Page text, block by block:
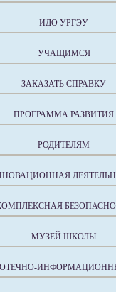
ИДО УРГЭУ
УЧАЩИМСЯ
ЗАКАЗАТЬ СПРАВКУ
ПРОГРАММА РАЗВИТИЯ
РОДИТЕЛЯМ
МУЗЕЙ ШКОЛЫ